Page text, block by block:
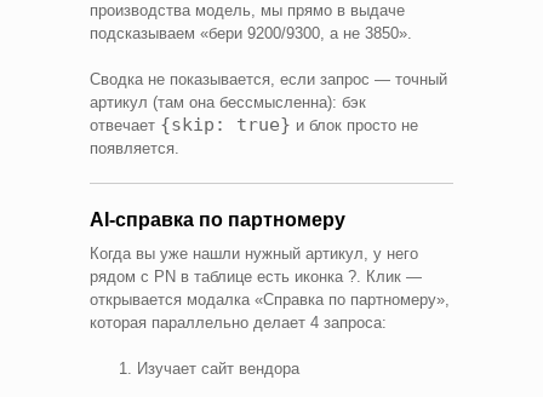
производства модель, мы прямо в выдаче
подсказываем «бери 9200/9300, а не 3850».
Сводка не показывается, если запрос — точный
артикул (там она бессмысленна): бэк
отвечает {skip: true} и блок просто не
появляется.
AI-справка по партномеру
Когда вы уже нашли нужный артикул, у него
рядом с PN в таблице есть иконка ?. Клик —
открывается модалка «Справка по партномеру»,
которая параллельно делает 4 запроса:
Изучает сайт вендора